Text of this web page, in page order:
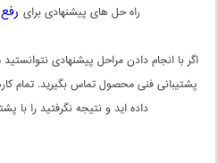
راه حل های پیشنهادی برای رفع
اگر با انجام دادن مراحل پیشنهادی
پشتیبانی فنی محصول تماس بگیرید. تمام
داده اید و نتیجه نگرفتید را با